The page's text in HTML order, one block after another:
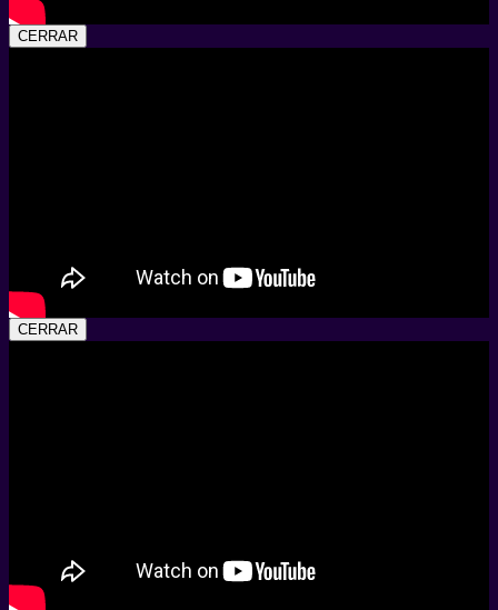
CERRAR
CERRAR